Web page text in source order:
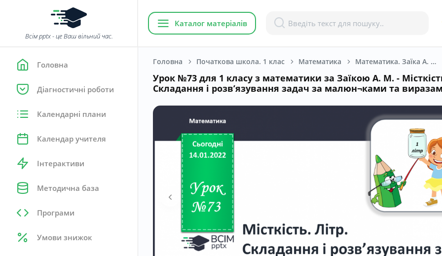
Всім pptx - це Ваш вільний час.
Головна
Діагностичні роботи
Календарні плани
Календар учителя
Інтерактиви
Методична база
Програми
Умови знижок
Каталог матеріалів
Головна Початкова школа. 1 клас Математика Математика. Заїка А. М. 1 клас. [2018-2022]
Урок №73 для 1 класу з математики за Заїкою А. М. -
Складання і розв’язування задач за малюн¬ками та